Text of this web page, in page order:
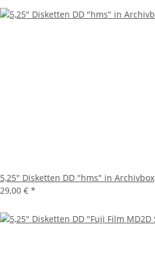
5,25" Disketten DD "hms" in Archivbox
29,00 € *